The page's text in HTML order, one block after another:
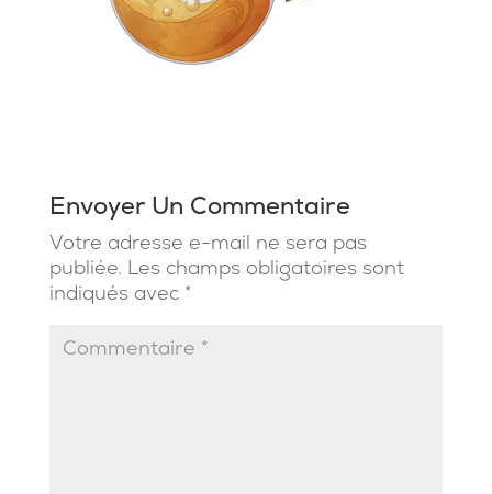
Envoyer Un Commentaire
Votre adresse e-mail ne sera pas
publiée. Les champs obligatoires sont
indiqués avec *